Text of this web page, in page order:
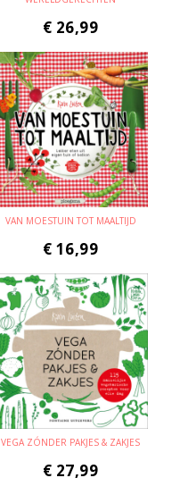
€ 26,99
VAN MOESTUIN TOT MAALTIJD
€ 16,99
VEGA ZÓNDER PAKJES & ZAKJES
€ 27,99